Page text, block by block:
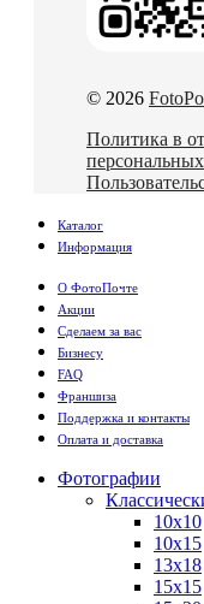
© 2026
Политика в
Каталог
Информация
О ФотоПочте
Акции
Сделаем за вас
Бизнесу
FAQ
Франшиза
Поддержка и контакты
Оплата и доставка
Фотографии
10х10
10х15
13х18
15х15